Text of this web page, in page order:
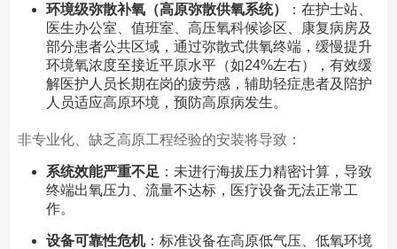
环境级弥散补氧（高原弥散供氧系统）
：在护士站、
医生办公室、值班室、高压氧科候诊区、康复病房及
部分患者公共区域，通过弥散式供氧终端，缓慢提升
环境氧浓度至接近平原水平（如24%左右），有效缓
解医护人员长期在岗的疲劳感，辅助轻症患者及陪护
人员适应高原环境，预防高原病发生。
非专业化、缺乏高原工程经验的安装将导致：
系统效能严重不足 ：未进行海拔压力精密计算，导致
终端出氧压力、流量不达标，医疗设备无法正常工
作。
设备可靠性危机：标准设备在高原低气压、低氧环境